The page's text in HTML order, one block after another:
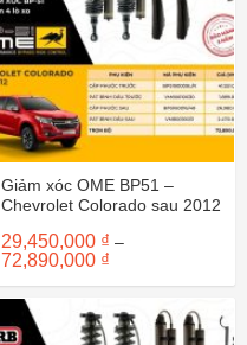
Giảm xóc OME BP51 –
Chevrolet Colorado sau 2012
29,450,000 ₫ –
72,890,000 ₫
từ
đến
72,890,000 ₫